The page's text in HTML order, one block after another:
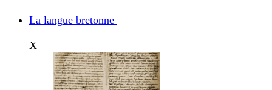
La langue bretonne
X